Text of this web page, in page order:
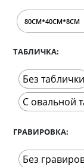
ТАБЛИЧКА
Без таблички
С овальной
ГРАВИРОВКА
Без